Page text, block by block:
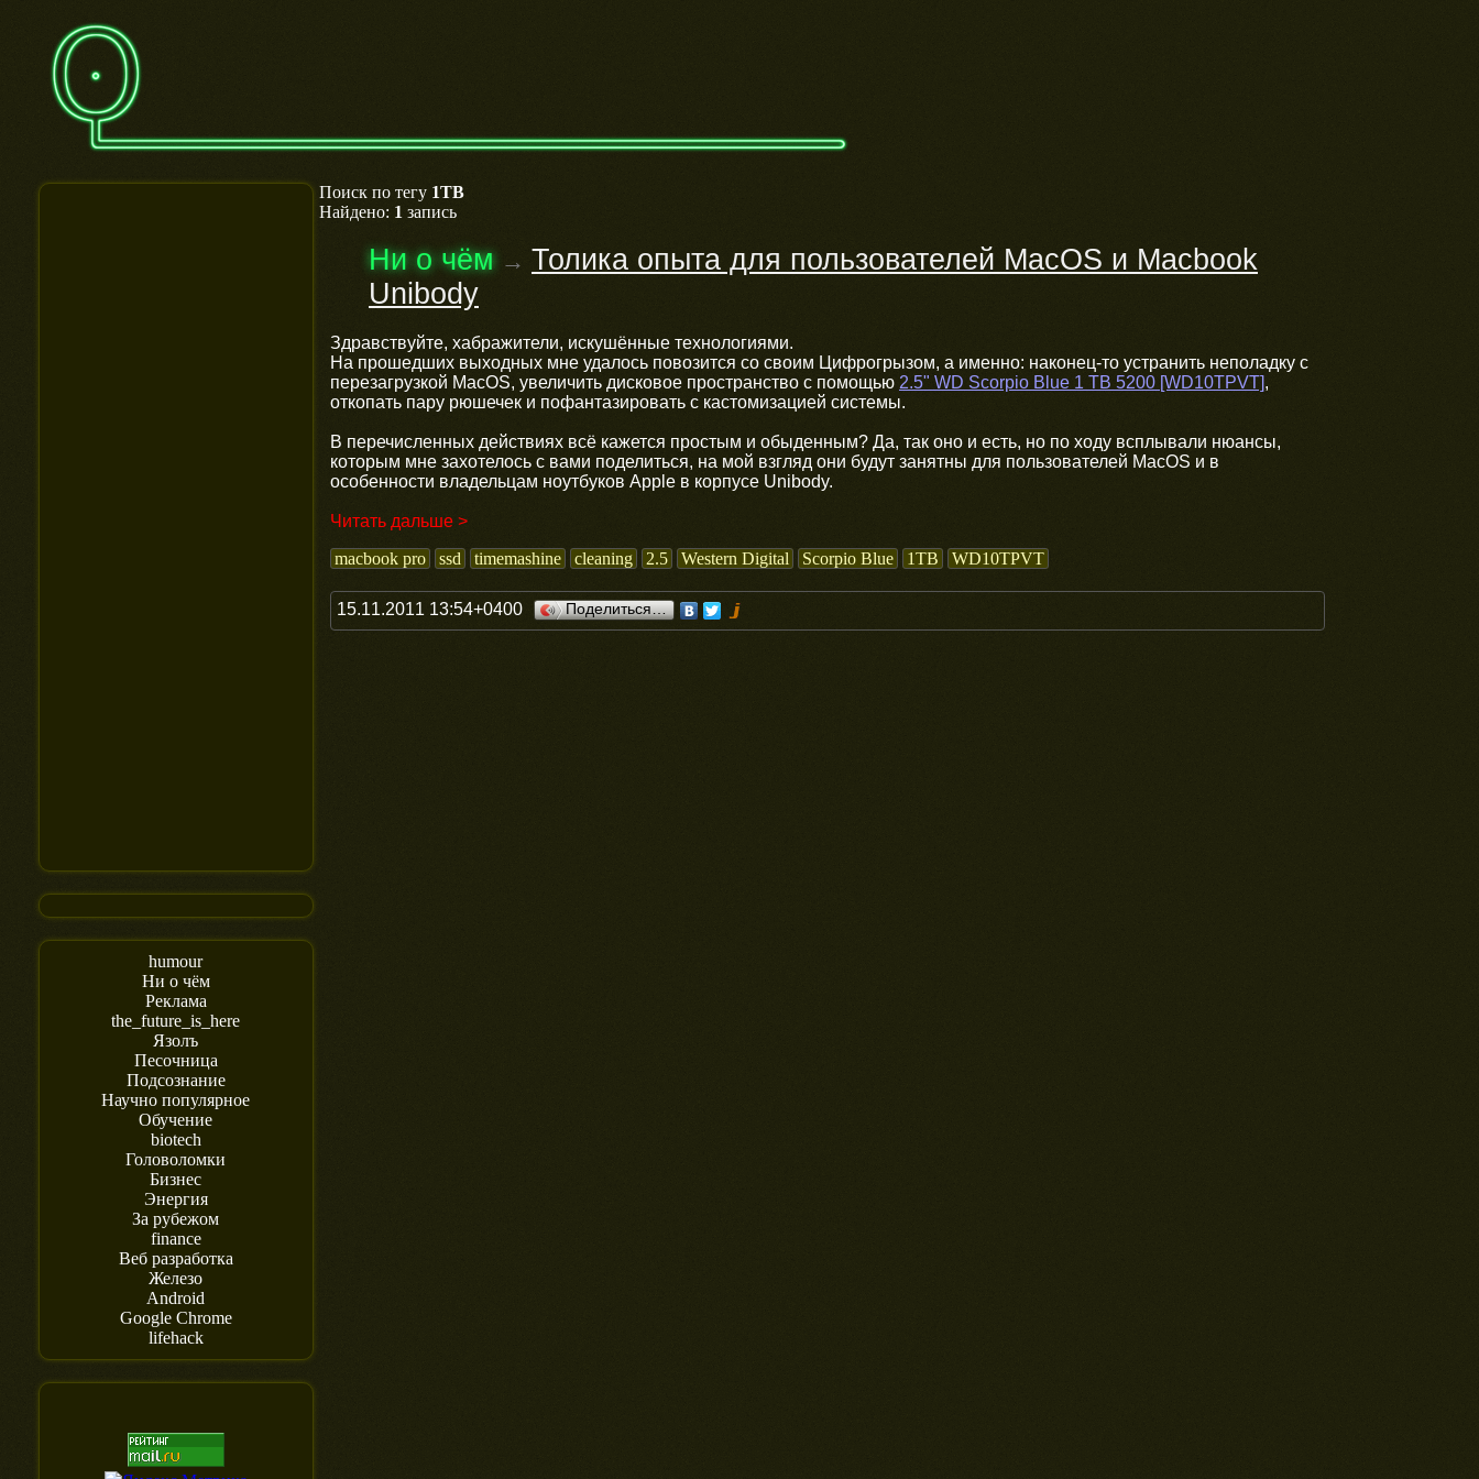
humour
Ни о чём
Реклама
the_future_is_here
Язолъ
Песочница
Подсознание
Научно популярное
Обучение
biotech
Головоломки
Бизнес
Энергия
За рубежом
finance
Веб разработка
Железо
Android
Google Chrome
lifehack
Поиск по тегу 1TB
Найдено: 1 запись
Ни о чём → Толика опыта для пользователей MacOS и Macbook
Unibody
Здравствуйте, хабражители, искушённые технологиями.
На прошедших выходных мне удалось повозится со своим Цифрогрызом, а именно: наконец-то устранить неполадку с
перезагрузкой MacOS, увеличить дисковое пространство с помощью 2.5" WD Scorpio Blue 1 TB 5200 [WD10TPVT],
откопать пару рюшечек и пофантазировать с кастомизацией системы.
В перечисленных действиях всё кажется простым и обыденным? Да, так оно и есть, но по ходу всплывали нюансы,
которым мне захотелось с вами поделиться, на мой взгляд они будут занятны для пользователей MacOS и в
особенности владельцам ноутбуков Apple в корпусе Unibody.
Читать дальше >
macbook pro
ssd timemashine cleaning 2.5 Western Digital Scorpio Blue 1TB WD10TPVT
15.11.2011 13:54+0400 Поделиться…